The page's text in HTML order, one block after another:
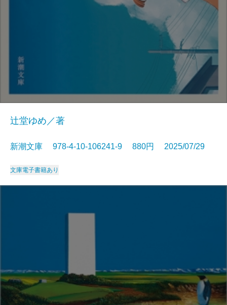
辻堂ゆめ／著
新潮文庫 978-4-10-106241-9 880円 2025/07/29
文庫電子書籍あり